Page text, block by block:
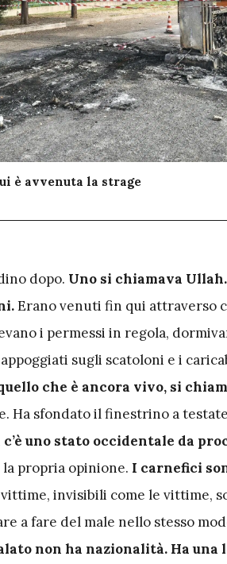
è avvenuta la strage
dopo. Uno si chiamava
Erano venuti fin qui attraverso
i permessi in regola,
sugli scatoloni e i
che è ancora vivo, si
Ha sfondato il finestrino a
c’è uno stato occidentale da
propria opinione. I carnefici
invisibili come le vittime,
a fare del male nello stesso
non ha nazionalità. Ha una